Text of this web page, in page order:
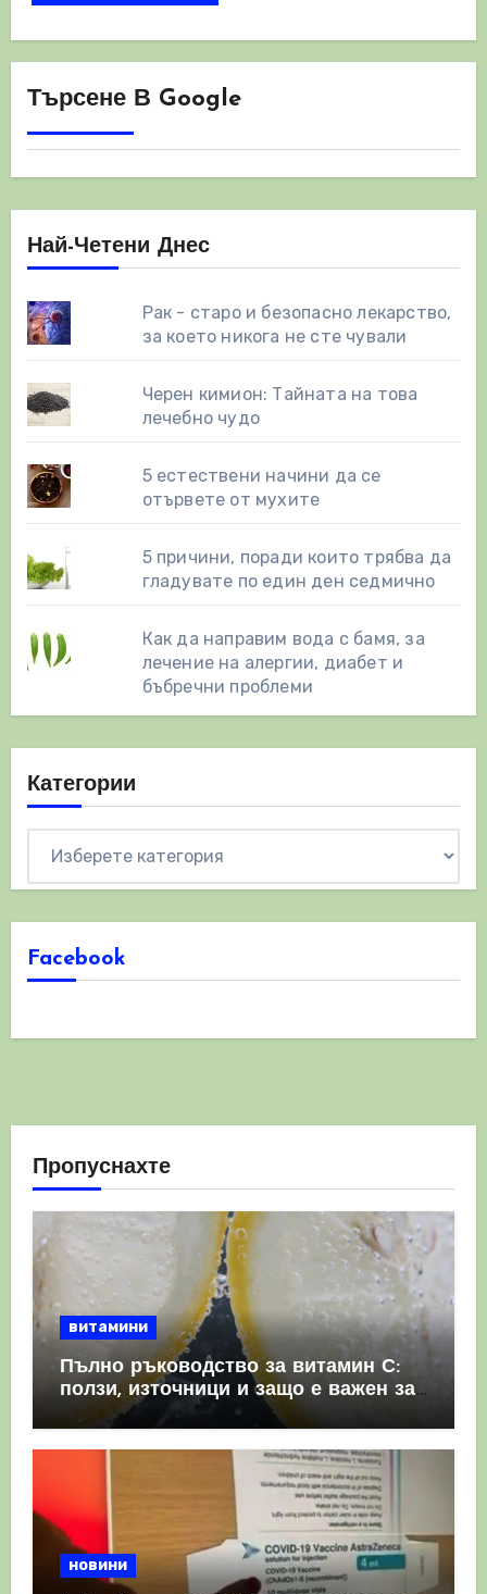
Търсене В Google
Най-Четени Днес
Рак - старо и безопасно лекарство,
за което никога не сте чували
Черен кимион: Тайната на това
лечебно чудо
5 естествени начини да се
отървете от мухите
5 причини, поради които трябва да
гладувате по един ден седмично
Как да направим вода с бамя, за
лечение на алергии, диабет и
бъбречни проблеми
Категории
Facebook
Пропуснахте
витамини
Пълно ръководство за витамин С:
ползи, източници и защо е важен за
имунната система
новини